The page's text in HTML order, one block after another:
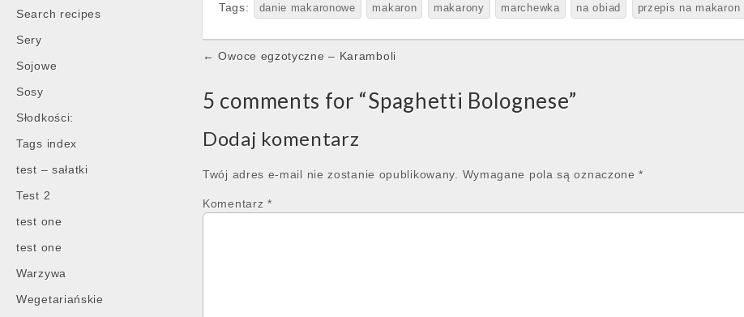
Search recipes
Sery
Sojowe
Sosy
Słodkości:
Tags index
test – sałatki
Test 2
test one
test one
Warzywa
Wegetariańskie
Tags: danie makaronowe makaron makarony marchewka na obiad przepis na makaron
Post
← Owoce egzotyczne – Karamboli
5 comments for “Spaghetti Bolognese”
Dodaj komentarz
Twój adres e-mail nie zostanie opublikowany. Wymagane pola są oznaczone*
Komentarz *